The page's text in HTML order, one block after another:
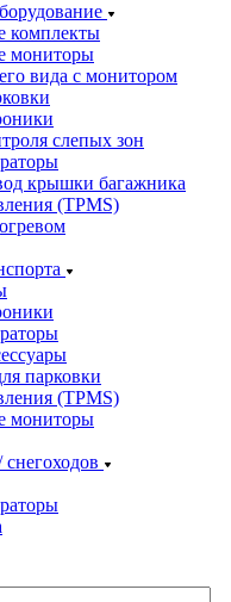
комплекты
мониторы
вида с монитором
слепых зон
крышки багажника
(TPMS)
парковки
(TPMS)
мониторы